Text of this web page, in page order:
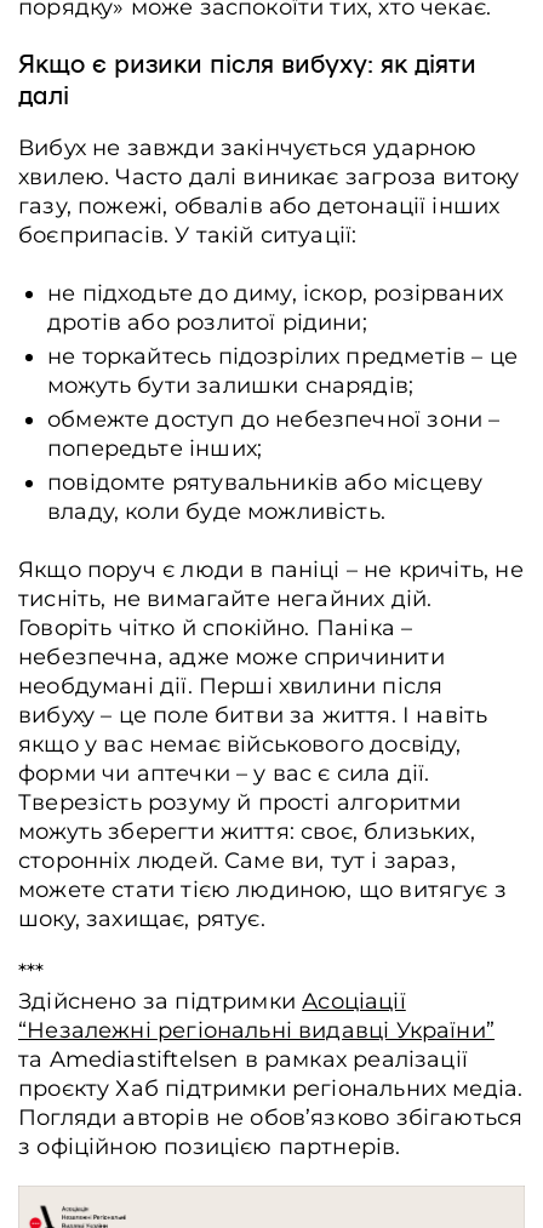
порядку» може заспокоїти тих, хто чекає.
Якщо є ризики після вибуху: як діяти
далі
Вибух не завжди закінчується ударною
хвилею. Часто далі виникає загроза витоку
газу, пожежі, обвалів або детонації інших
боєприпасів. У такій ситуації:
не підходьте до диму, іскор, розірваних
дротів або розлитої рідини;
не торкайтесь підозрілих предметів – це
можуть бути залишки снарядів;
обмежте доступ до небезпечної зони –
попередьте інших;
повідомте рятувальників або місцеву
владу, коли буде можливість.
Якщо поруч є люди в паніці – не кричіть, не
тисніть, не вимагайте негайних дій.
Говоріть чітко й спокійно. Паніка –
небезпечна, адже може спричинити
необдумані дії. Перші хвилини після
вибуху – це поле битви за життя. І навіть
якщо у вас немає військового досвіду,
форми чи аптечки – у вас є сила дії.
Тверезість розуму й прості алгоритми
можуть зберегти життя: своє, близьких,
сторонніх людей. Саме ви, тут і зараз,
можете стати тією людиною, що витягує з
шоку, захищає, рятує.
***
Здійснено за підтримкиАсоціації
“Незалежні регіональні видавці України”
та Amediastiftelsen в рамках реалізації
проєкту Хаб підтримки регіональних медіа.
Погляди авторів не обов’язково збігаються
з офіційною позицією партнерів.